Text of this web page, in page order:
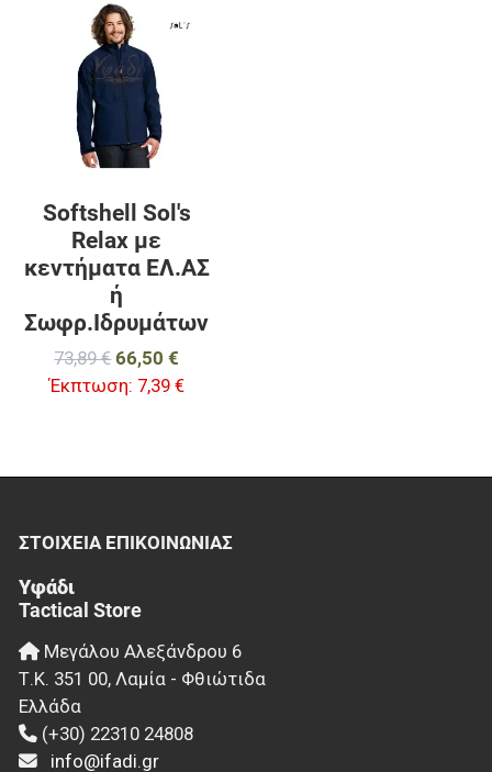
Softshell Sol's
Relax με
κεντήματα ΕΛ.ΑΣ
ή
Σωφρ.Ιδρυμάτων
73,89 € 66,50 €
Έκπτωση: 7,39 €
ΣΤΟΙΧΕΊΑ EΠΙΚΟΙΝΩΝΊΑΣ
Υφάδι
Tactical Store
Μεγάλου Αλεξάνδρου 6
Τ.Κ. 351 00, Λαμία - Φθιώτιδα
Ελλάδα
(+30) 22310 24808
info@ifadi.gr